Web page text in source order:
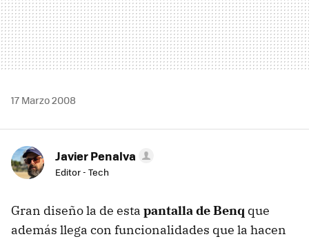
17 Marzo 2008
Javier Penalva
Editor - Tech
Gran diseño la de esta pantalla de Benq que
además llega con funcionalidades que la hacen